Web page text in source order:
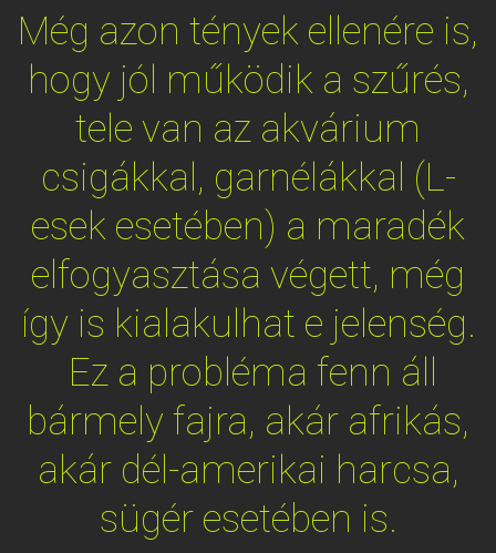
Még azon tények ellenére is,
hogy jól működik a szűrés,
tele van az akvárium
csigákkal, garnélákkal (L-
esek esetében) a maradék
elfogyasztása végett, még
így is kialakulhat e jelenség.
Ez a probléma fenn áll
bármely fajra, akár afrikás,
akár dél-amerikai harcsa,
sügér esetében is.